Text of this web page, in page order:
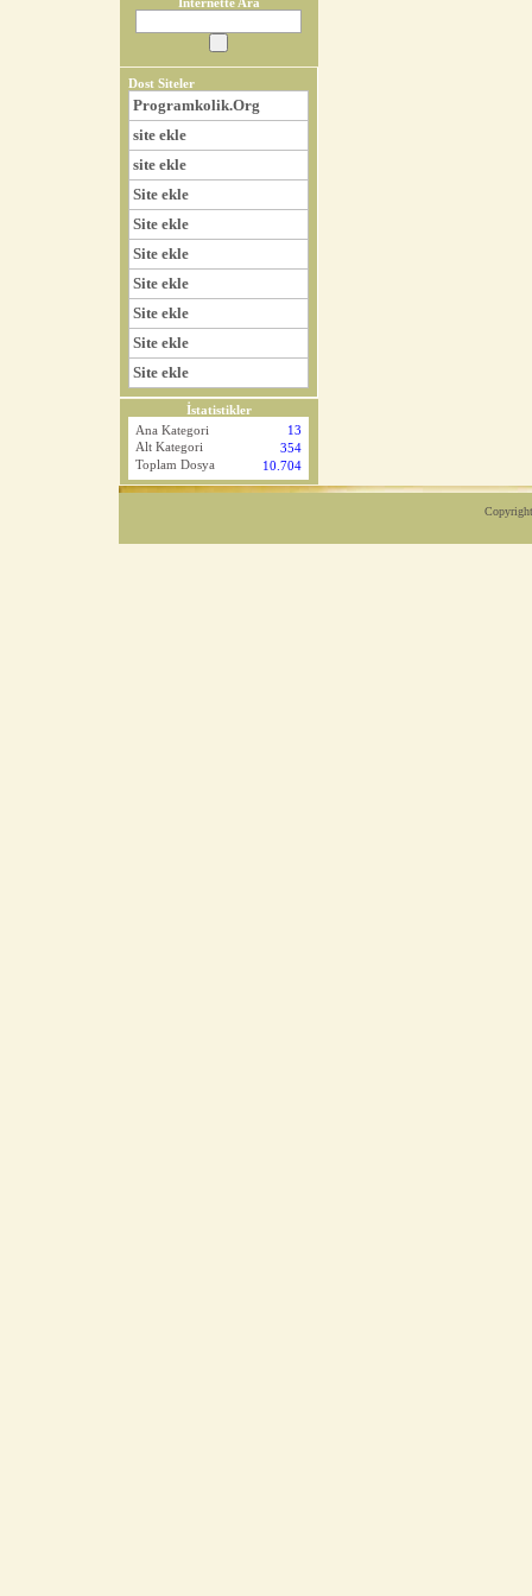
Dost Siteler
Programkolik.Org
site ekle
site ekle
Site ekle
Site ekle
Site ekle
Site ekle
Site ekle
Site ekle
Site ekle
İstatistikler
Ana Kategori
13
Alt Kategori
354
Toplam Dosya 10.704